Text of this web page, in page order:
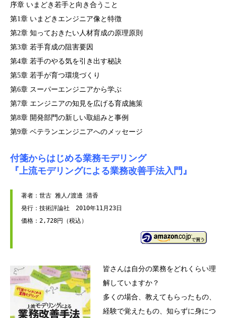
序章 いまどき若手と向き合うこと
第1章 いまどきエンジニア像と特徴
第2章 知っておきたい人材育成の原理原則
第3章 若手育成の阻害要因
第4章 若手のやる気を引き出す秘訣
第5章 若手が育つ環境づくり
第6章 スーパーエンジニアから学ぶ
第7章 エンジニアの知見を広げる育成施策
第8章 開発部門の新しい取組みと事例
第9章 ベテランエンジニアへのメッセージ
付箋からはじめる業務モデリング
『上流モデリングによる業務改善手法入門』
著者：世古 雅人/渡邊 清香
発行：技術評論社　2010年11月23日
皆さんは自分の業務をどれくらい理
解していますか？
多くの場合、教えてもらったもの、
経験で覚えたもの、知らずに身につ